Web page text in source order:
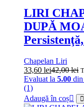
LIRI
DUPĂ
Chapelan Liri
33,60 lei42,00lei
Evaluat la 5.00 din
(1)
Adaugă în coș